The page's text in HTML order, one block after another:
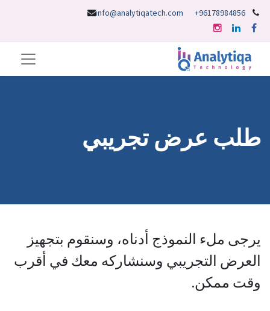
96178984856+
info@analytiqatech.com
طلب عرض تجريبي
يرجى ملء النموذج أدناه، وسنقوم بتجهيز
العرض التجريبي وسنشاركه معك في أقرب
وقت ممكن.